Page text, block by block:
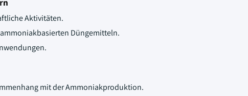
Aktivitäten.
Düngemitteln.
mit der Ammoniakproduktion.